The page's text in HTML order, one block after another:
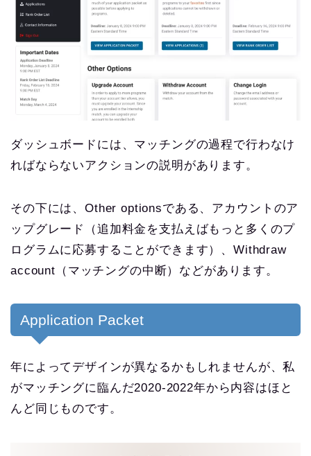
ダッシュボードには、マッチングの過程で行わなけ
ればならないアクションの説明があります。
その下には、Other optionsである、アカウントのア
ップグレード（追加料金を支払えばもっと多くのプ
ログラムに応募することができます）、Withdraw
account（マッチングの中断）などがあります。
Application Packet
年によってデザインが異なるかもしれませんが、私
がマッチングに臨んだ2020-2022年から内容はほと
んど同じものです。